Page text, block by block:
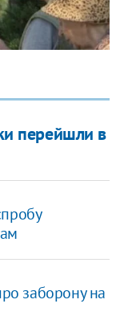
перейшли в
заборону на